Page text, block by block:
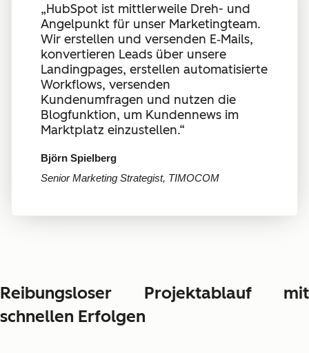
„HubSpot ist mittlerweile Dreh- und
Angelpunkt für unser Marketingteam.
Wir erstellen und versenden E‑Mails,
konvertieren Leads über unsere
Landingpages, erstellen automatisierte
Workflows, versenden
Kundenumfragen und nutzen die
Blogfunktion, um Kundennews im
Marktplatz einzustellen.“
Björn Spielberg
Senior Marketing Strategist, TIMOCOM
Reibungsloser Projektablauf mit
schnellen Erfolgen